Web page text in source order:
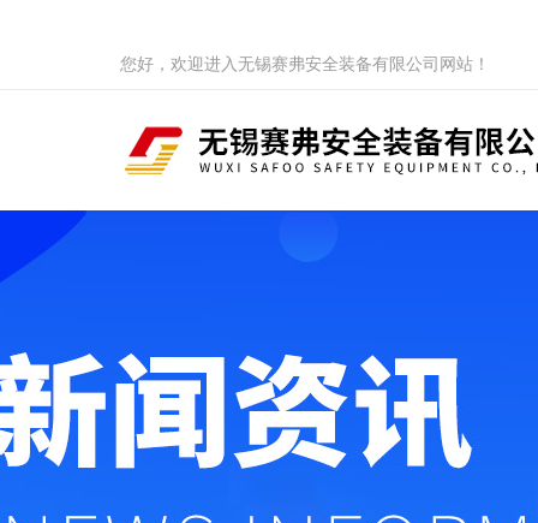
您好，欢迎进入无锡赛弗安全装备有限公司网站！